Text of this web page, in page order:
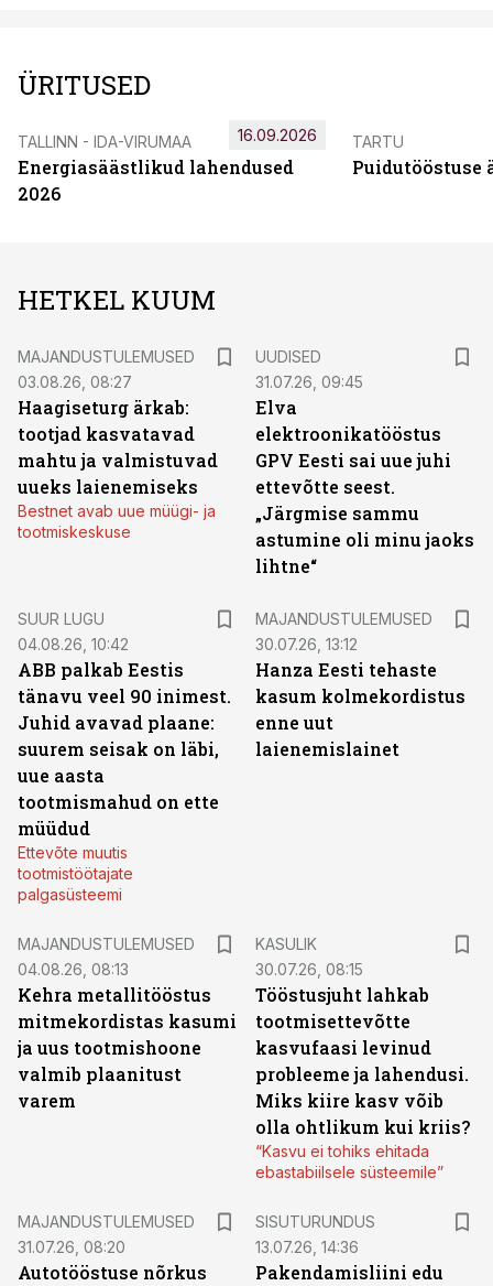
ÜRITUSED
TALLINN - IDA-VIRUMAA
Energiasäästlikud lahendused
2026
16.09.2026 TARTU
Puidutööstuse
HETKEL KUUM
MAJANDUSTULEMUSED
03.08.26, 08:27
Haagiseturg ärkab:
tootjad kasvatavad
mahtu ja valmistuvad
uueks laienemiseks
Bestnet avab uue müügi- ja
tootmiskeskuse
UUDISED
31.07.26, 09:45
Elva
elektroonikatööstus
GPV Eesti sai uue juhi
ettevõtte seest.
„Järgmise sammu
astumine oli minu jaoks
lihtne“
SUUR LUGU
04.08.26, 10:42
ABB palkab Eestis
tänavu veel 90 inimest.
Juhid avavad plaane:
suurem seisak on läbi,
uue aasta
tootmismahud on ette
müüdud
Ettevõte muutis
tootmistöötajate
palgasüsteemi
MAJANDUSTULEMUSED
30.07.26, 13:12
Hanza Eesti tehaste
kasum kolmekordistus
enne uut
laienemislainet
MAJANDUSTULEMUSED
04.08.26, 08:13
Kehra metallitööstus
mitmekordistas kasumi
ja uus tootmishoone
valmib plaanitust
varem
KASULIK
30.07.26, 08:15
Tööstusjuht lahkab
tootmisettevõtte
kasvufaasi levinud
probleeme ja lahendusi.
Miks kiire kasv võib
olla ohtlikum kui kriis?
“Kasvu ei tohiks ehitada
ebastabiilsele süsteemile”
MAJANDUSTULEMUSED
31.07.26, 08:20
Autotööstuse nõrkus
SISUTURUNDUS
13.07.26, 14:36
Pakendamisliini edu